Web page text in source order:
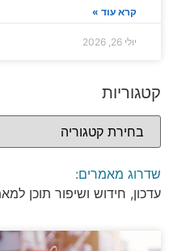
קרא עוד »
יולי 26, 2026
קטגוריות
שדרוג מאמרים:
עדכון, חידוש ושיפור תוכן